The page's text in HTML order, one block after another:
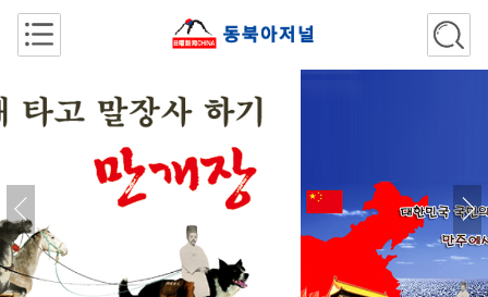
정치 中, 캐나다 반(反)차별조사 결과로 ‘추가관세 부가’ 결정
경제 90세 현역 곤노 유리가 던진 화두 “사회의 아픔을 비즈니스로 치유하라”